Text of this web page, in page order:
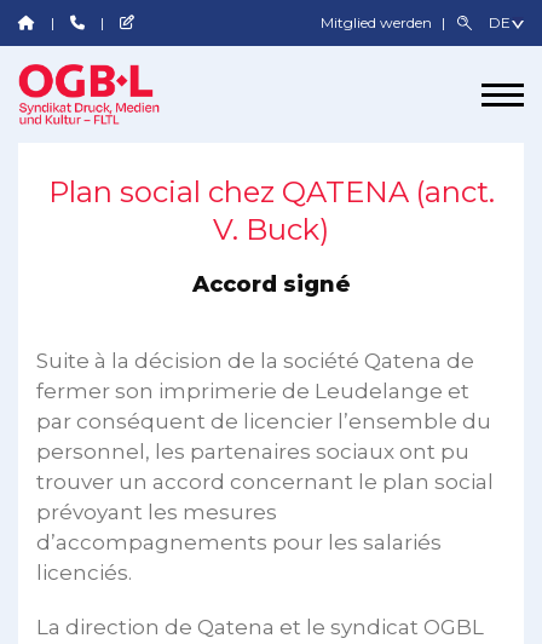
Mitglied werden
Plan social chez QATENA (anct.
V. Buck)
Accord signé
Suite à la décision de la société Qatena de
fermer son imprimerie de Leudelange et
par conséquent de licencier l’ensemble du
personnel, les partenaires sociaux ont pu
trouver un accord concernant le plan social
prévoyant les mesures
d’accompagnements pour les salariés
licenciés.
La direction de Qatena et le syndicat OGBL